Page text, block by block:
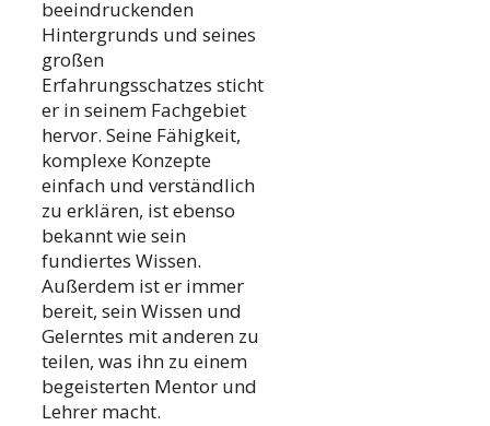
beeindruckenden
Hintergrunds und seines
großen
Erfahrungsschatzes sticht
er in seinem Fachgebiet
hervor. Seine Fähigkeit,
komplexe Konzepte
einfach und verständlich
zu erklären, ist ebenso
bekannt wie sein
fundiertes Wissen.
Außerdem ist er immer
bereit, sein Wissen und
Gelerntes mit anderen zu
teilen, was ihn zu einem
begeisterten Mentor und
Lehrer macht.